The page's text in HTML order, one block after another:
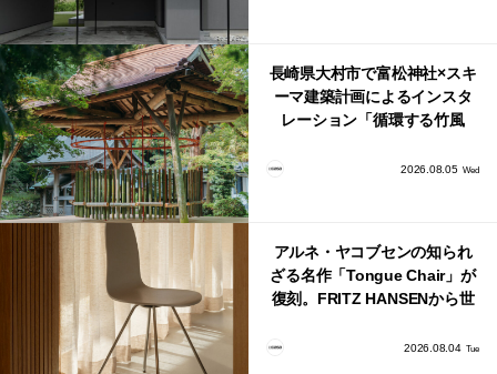
長崎県大村市で富松神社×スキ
ーマ建築計画によるインスタ
レーション「循環する竹風
2026.08.05 Wed
アルネ・ヤコブセンの知られ
ざる名作「Tongue Chair」が
復刻。FRITZ HANSENから世
2026.08.04 Tue